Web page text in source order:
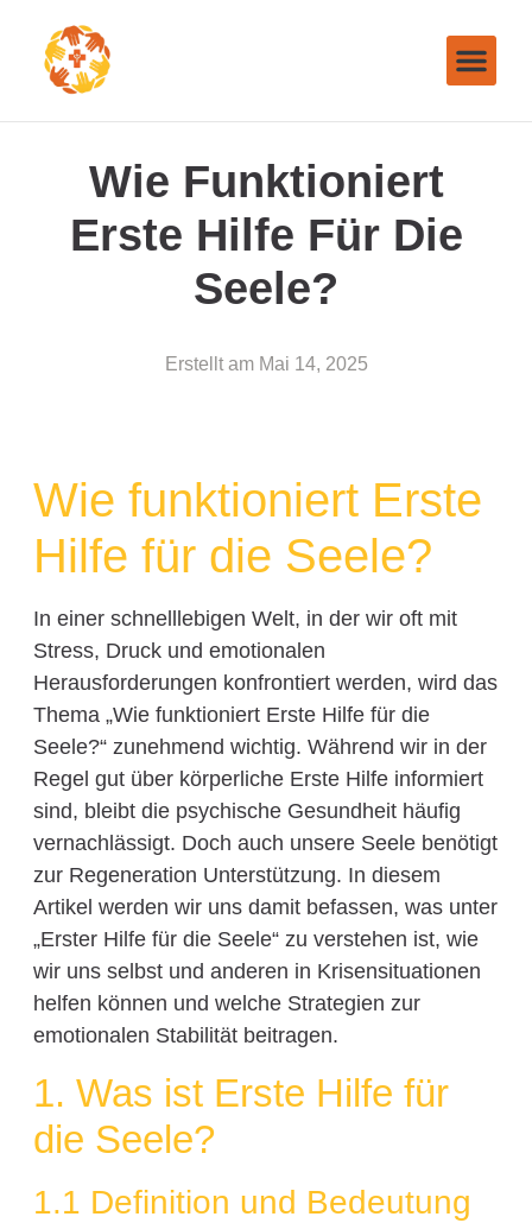
Wie Funktioniert
Erste Hilfe Für Die
Seele?
Erstellt am Mai 14, 2025
Wie funktioniert Erste
Hilfe für die Seele?
In einer schnelllebigen Welt, in der wir oft mit
Stress, Druck und emotionalen
Herausforderungen konfrontiert werden, wird das
Thema „Wie funktioniert Erste Hilfe für die
Seele?“ zunehmend wichtig. Während wir in der
Regel gut über körperliche Erste Hilfe informiert
sind, bleibt die psychische Gesundheit häufig
vernachlässigt. Doch auch unsere Seele benötigt
zur Regeneration Unterstützung. In diesem
Artikel werden wir uns damit befassen, was unter
„Erster Hilfe für die Seele“ zu verstehen ist, wie
wir uns selbst und anderen in Krisensituationen
helfen können und welche Strategien zur
emotionalen Stabilität beitragen.
1. Was ist Erste Hilfe für
die Seele?
1.1 Definition und Bedeutung